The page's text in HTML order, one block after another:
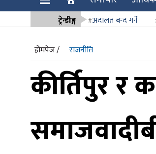
ट्रेन्डीङ्ग अदालत बन्द गर्ने
होमपेज /
राजनीति
कीर्तिपुर र